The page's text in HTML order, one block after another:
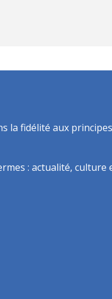
fidélité aux
: actualité, culture